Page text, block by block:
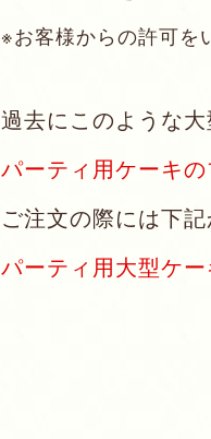
※お客様からの許可を
過去にこのような
パーティ用ケーキ
ご注文の際には下
パーティ用大型ケ